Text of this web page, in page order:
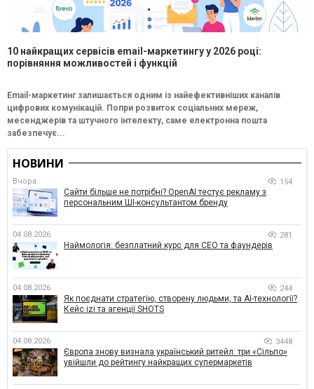
10 найкращих сервісів email-маркетингу у 2026 році:
порівняння можливостей і функцій
Email-маркетинг залишається одним із найефективніших каналів
цифрових комунікацій. Попри розвиток соціальних мереж,
месенджерів та штучного інтелекту, саме електронна пошта
забезпечує...
НОВИНИ
Вчора 154
Сайти більше не потрібні? OpenAI тестує рекламу з
персональним ШІ-консультантом бренду
04.08.2026 281
Наймологія: безплатний курс для CEO та фаундерів
04.08.2026 244
Як поєднати стратегію, створену людьми, та AI-технології?
Кейс izi та агенції SHOTS
04.08.2026 3448
Європа знову визнала український ритейл: три «Сільпо»
увійшли до рейтингу найкращих супермаркетів